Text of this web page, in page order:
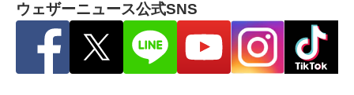
ウェザーニュース公式SNS